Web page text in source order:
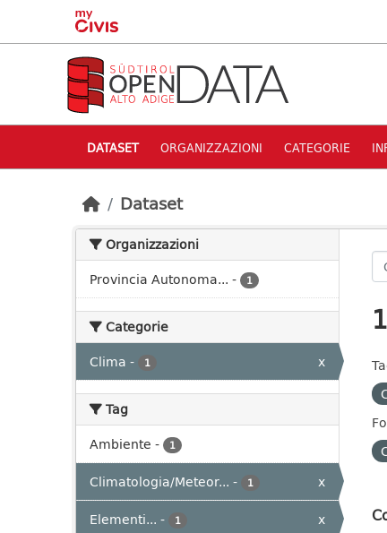
Skip to main content
DATASET ORGANIZZAZIONI CATEGORIE
Dataset
Organizzazioni
Provincia Autonoma... - 1
Categorie
Clima - 1 x
Tag
Ambiente - 1
Climatologia/Meteor... - 1
x
Elementi... - 1
x